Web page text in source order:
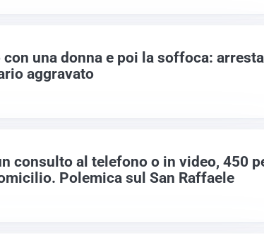
una donna e poi la soffoca:
aggravato
consulto al telefono o in video, 450
Polemica sul San Raffaele